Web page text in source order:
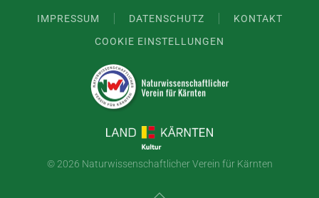
IMPRESSUM DATENSCHUTZ
KONTAKT
COOKIE EINSTELLUNGEN
©2026 Naturwissenschaftlicher Verein für Kärnten